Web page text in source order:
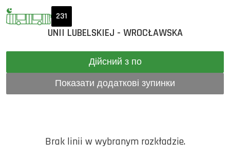
231
UNII LUBELSKIEJ - WROCŁAWSKA
Дійсний з по
Показати додаткові зупинки
Brak linii w wybranym rozkładzie.